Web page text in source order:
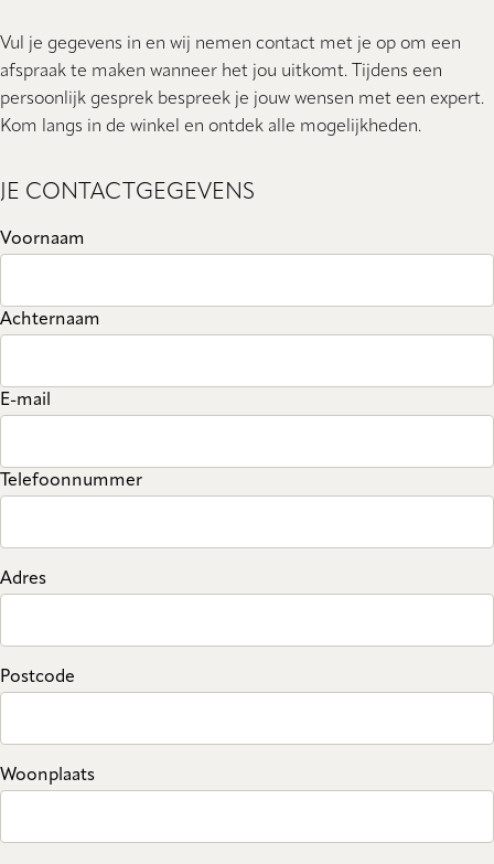
Vul je gegevens in en wij nemen contact met je op om een
afspraak te maken wanneer het jou uitkomt. Tijdens een
persoonlijk gesprek bespreek je jouw wensen met een expert.
Kom langs in de winkel en ontdek alle mogelijkheden.
JE CONTACTGEGEVENS
Voornaam
Achternaam
E-mail
Telefoonnummer
Adres
Postcode
Woonplaats